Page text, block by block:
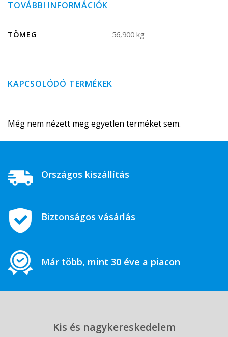
TOVÁBBI INFORMÁCIÓK
TÖMEG 56,900 kg
KAPCSOLÓDÓ TERMÉKEK
Még nem nézett meg egyetlen terméket sem.
Országos kiszállítás
Biztonságos vásárlás
Már több, mint 30 éve a piacon
Kis és nagykereskedelem